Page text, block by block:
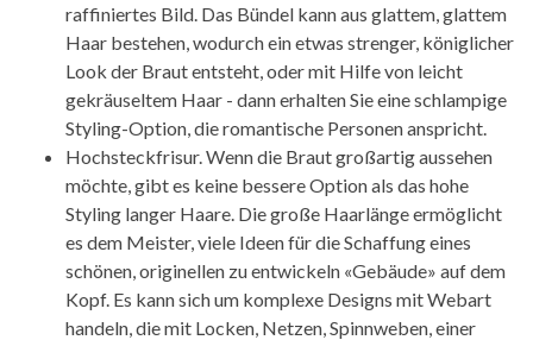
raffiniertes Bild. Das Bündel kann aus glattem, glattem
Haar bestehen, wodurch ein etwas strenger, königlicher
Look der Braut entsteht, oder mit Hilfe von leicht
gekräuseltem Haar - dann erhalten Sie eine schlampige
Styling-Option, die romantische Personen anspricht.
Hochsteckfrisur. Wenn die Braut großartig aussehen
möchte, gibt es keine bessere Option als das hohe
Styling langer Haare. Die große Haarlänge ermöglicht
es dem Meister, viele Ideen für die Schaffung eines
schönen, originellen zu entwickeln «Gebäude» auf dem
Kopf. Es kann sich um komplexe Designs mit Webart
handeln, die mit Locken, Netzen, Spinnweben, einer